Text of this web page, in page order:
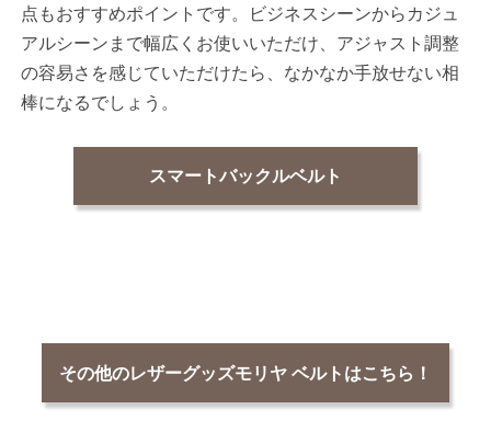
点もおすすめポイントです。ビジネスシーンからカジュ
アルシーンまで幅広くお使いいただけ、アジャスト調整
の容易さを感じていただけたら、なかなか手放せない相
棒になるでしょう。
スマートバックルベルト
その他のレザーグッズモリヤ ベルトはこちら！